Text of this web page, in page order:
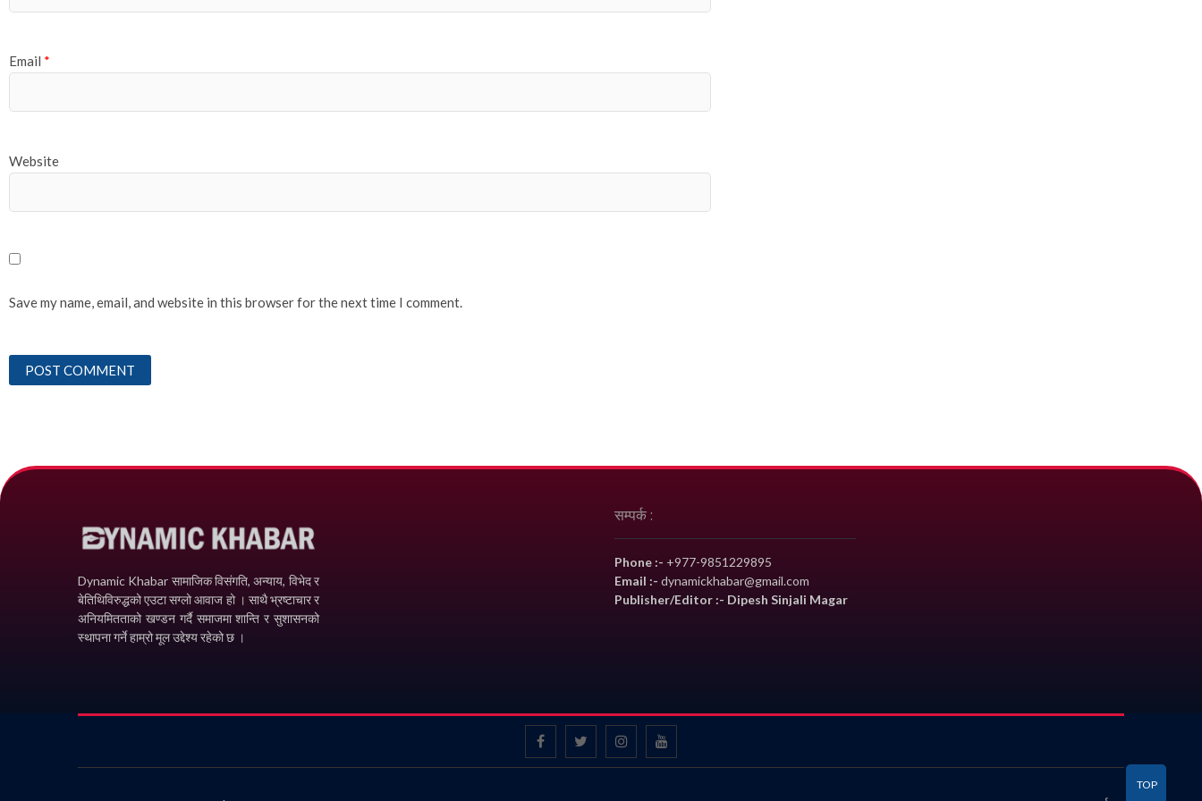
Email *
Website
Save my name, email, and website in this browser for the next time I comment.
Dynamic Khabar सामाजिक विसंगति, अन्याय, विभेद­ र
बेतिथिविरुद्धको एउटा सग्लो आवाज हो । साथै भ्रष्टाचार र
अनियमितताको खण्डन गर्दै समाजमा शान्ति र सुशासनको
स्थापना गर्ने हाम्रो मूल उद्देश्य रहेको छ ।
सम्पर्क :
Phone :- +977-9851229895
Email :- dynamickhabar@gmail.com
Publisher/Editor :- Dipesh Sinjali Magar
TOP